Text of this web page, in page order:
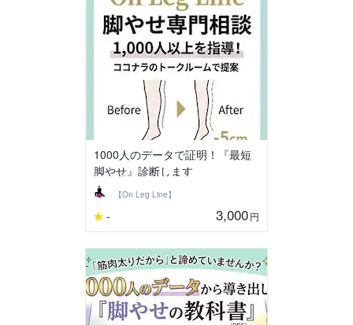
1000人のデータで証明！『最短
脚やせ』診断します
【On Leg Line】
- 3,000円